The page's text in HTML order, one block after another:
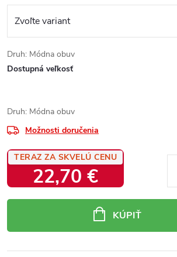
Druh: Módna obuv
Dostupná veľkosť
Druh: Módna obuv
Možnosti doručenia
TERAZ ZA SKVELÚ CENU
22,70 €
KÚPIŤ